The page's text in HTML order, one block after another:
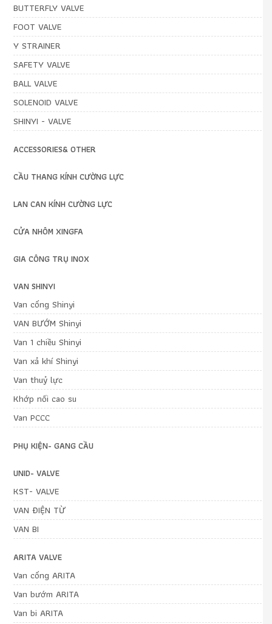
BUTTERFLY VALVE
FOOT VALVE
Y STRAINER
SAFETY VALVE
BALL VALVE
SOLENOID VALVE
SHINYI - VALVE
ACCESSORIES& OTHER
CẦU THANG KÍNH CƯỜNG LỰC
LAN CAN KÍNH CƯỜNG LỰC
CỬA NHÔM XINGFA
GIA CÔNG TRỤ INOX
VAN SHINYI
Van cổng Shinyi
VAN BƯỚM Shinyi
Van 1 chiều Shinyi
Van xả khí Shinyi
Van thuỷ lực
Khớp nối cao su
Van PCCC
PHỤ KIỆN- GANG CẦU
UNID- VALVE
KST- VALVE
VAN ĐIỆN TỪ
VAN BI
ARITA VALVE
Van cổng ARITA
Van bướm ARITA
Van bi ARITA